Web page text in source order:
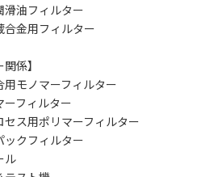
潤滑油フィルター
金用フィルター
係】
用モノマーフィルター ■バ
マーフィルター ■重合プ
セス用ポリマーフィルター ■
パックフィルター ■紡糸
ロール ■高粘度樹